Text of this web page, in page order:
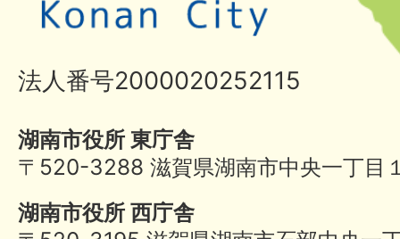
法人番号2000020252115
湖南市役所 東庁舎
〒520-3288 滋賀県湖南市中央一丁目
湖南市役所 西庁舎